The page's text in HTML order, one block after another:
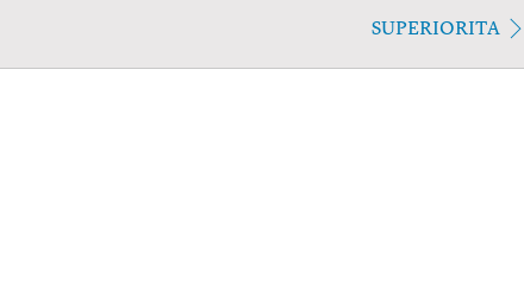
SUPERIORITA